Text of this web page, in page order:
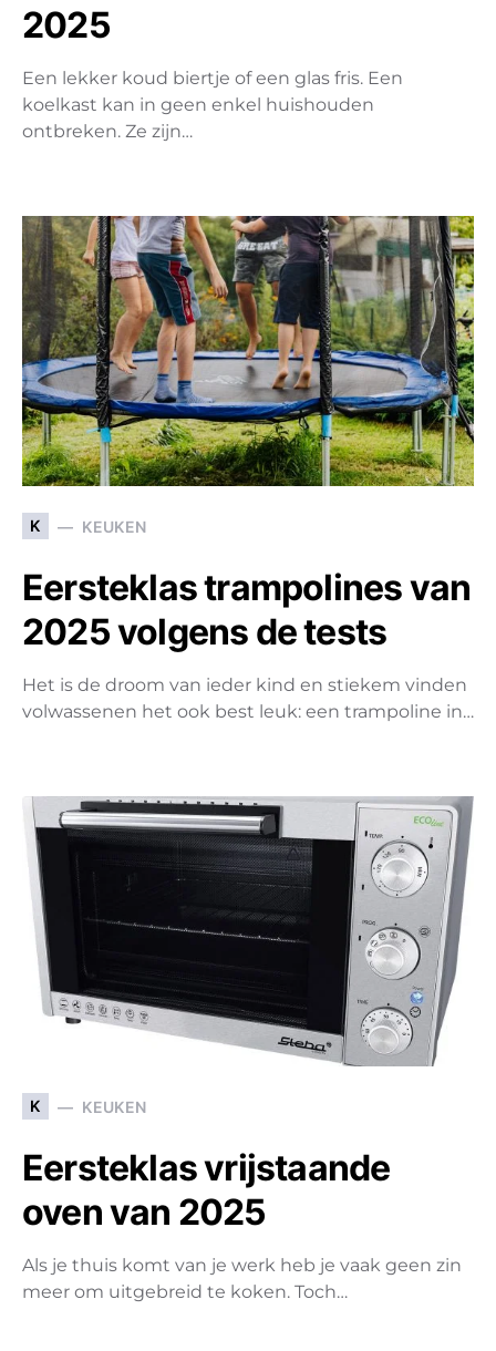
2025
Een lekker koud biertje of een glas fris. Een
koelkast kan in geen enkel huishouden
ontbreken. Ze zijn…
K KEUKEN
Eersteklas trampolines van
2025 volgens de tests
Het is de droom van ieder kind en stiekem vinden
volwassenen het ook best leuk: een trampoline in…
K KEUKEN
Eersteklas vrijstaande
oven van 2025
Als je thuis komt van je werk heb je vaak geen zin
meer om uitgebreid te koken. Toch…